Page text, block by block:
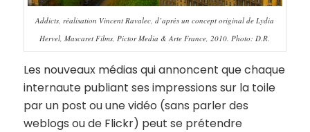
Addicts, réalisation Vincent Ravalec, d’après un concept original de Lydia
Hervel, Mascaret Films, Pictor Media & Arte France, 2010. Photo: D.R.
Les nouveaux médias qui annoncent que chaque
internaute publiant ses impressions sur la toile
par un post ou une vidéo (sans parler des
weblogs ou de Flickr) peut se prétendre